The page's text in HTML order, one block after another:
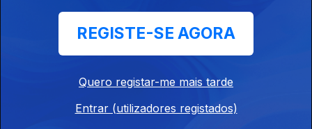
John Coltrane 4teto - 1965
30 mar. 2023
Blues: Dinah Washington voz
REGISTE-SE AGORA
Quero registar-me mais tarde
Entrar (utilizadores registados)